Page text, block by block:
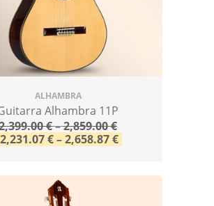
ALHAMBRA
Alhambra 11P
€–2,859.00€
2,231.07€–2,658.87€